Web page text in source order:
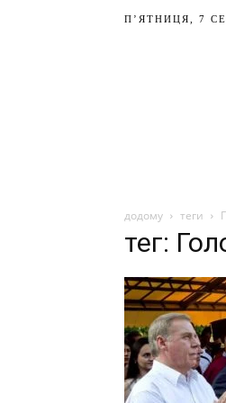
П’ЯТНИЦЯ, 7
додому теги
тег: